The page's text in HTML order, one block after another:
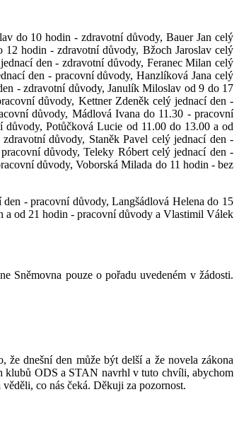
do 10 hodin - zdravotní důvody, Bauer Jan celý
hodin - zdravotní důvody, Bžoch Jaroslav celý
den - zdravotní důvody, Feranec Milan celý
den - pracovní důvody, Hanzlíková Jana celý
- zdravotní důvody, Janulík Miloslav od 9 do 17
důvody, Kettner Zdeněk celý jednací den -
důvody, Mádlová Ivana do 11.30 - pracovní
Potůčková Lucie od 11.00 do 13.00 a od
důvody, Staněk Pavel celý jednací den -
důvody, Teleky Róbert celý jednací den -
důvody, Voborská Milada do 11 hodin - bez
- pracovní důvody, Langšádlová Helena do 15
a od 21 hodin - pracovní důvody a Vlastimil Válek
Sněmovna pouze o pořadu uvedeném v žádosti.
že dnešní den může být delší a že novela zákona
klubů ODS a STAN navrhl v tuto chvíli, abychom
co nás čeká. Děkuji za pozornost.